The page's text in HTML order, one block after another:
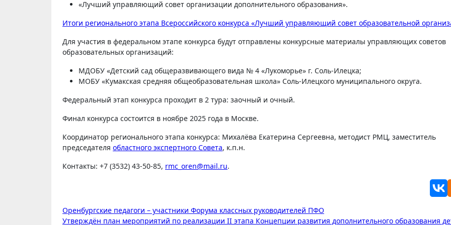
«Лучший управляющий совет организации дополнительного образования».
Итоги регионального этапа Всероссийского конкурса «Лучший управляющий совет образовательной
Для участия в федеральном этапе конкурса будут отправлены конкурсные материалы управляющих советов
образовательных организаций:
МДОБУ «Детский сад общеразвивающего вида № 4 «Лукоморье» г. Соль-Илецка;
МОБУ «Кумакская средняя общеобразовательная школа» Соль-Илецкого муниципального округа.
Федеральный этап конкурса проходит в 2 тура: заочный и очный.
Финал конкурса состоится в ноябре 2025 года в Москве.
Координатор регионального этапа конкурса: Михалёва Екатерина Сергеевна, методист РМЦ, заместитель
председателя областного экспертного Совета, к.п.н.
Контакты: +7 (3532) 43-50-85, rmc_oren@mail.ru.
Навигация
Оренбургские педагоги – участники Форума классных руководителей ПФО
Утверждён план мероприятий по реализации II этапа Концепции развития дополнительного образования